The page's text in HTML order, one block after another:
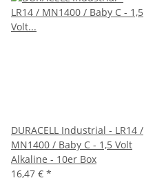
DURACELL Industrial - LR14 /
MN1400 / Baby C - 1,5 Volt
Alkaline - 10er Box
16,47 € *